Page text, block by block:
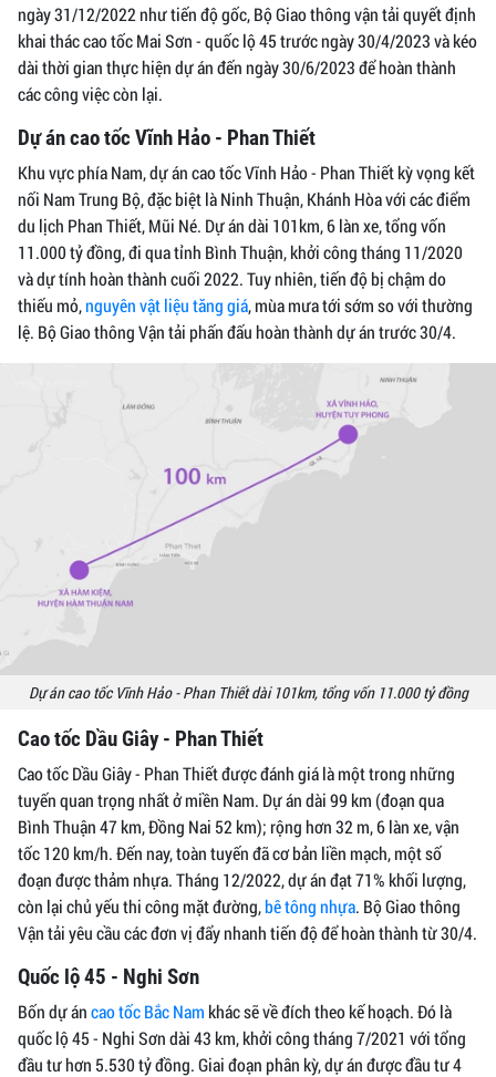
ngày 31/12/2022 như tiến độ gốc, Bộ Giao thông vận tải quyết định
khai thác cao tốc Mai Sơn - quốc lộ 45 trước ngày 30/4/2023 và kéo
dài thời gian thực hiện dự án đến ngày 30/6/2023 để hoàn thành
các công việc còn lại.
Dự án cao tốc Vĩnh Hảo - Phan Thiết
Khu vực phía Nam, dự án cao tốc Vĩnh Hảo - Phan Thiết kỳ vọng kết
nối Nam Trung Bộ, đặc biệt là Ninh Thuận, Khánh Hòa với các điểm
du lịch Phan Thiết, Mũi Né. Dự án dài 101km, 6 làn xe, tổng vốn
11.000 tỷ đồng, đi qua tỉnh Bình Thuận, khởi công tháng 11/2020
và dự tính hoàn thành cuối 2022. Tuy nhiên, tiến độ bị chậm do
thiếu mỏ,nguyên vật liệu tăng giá, mùa mưa tới sớm so với thường
lệ. Bộ Giao thông Vận tải phấn đấu hoàn thành dự án trước 30/4.
Dự án cao tốc Vĩnh Hảo - Phan Thiết dài 101km, tổng vốn 11.000 tỷ đồng
Cao tốc Dầu Giây - Phan Thiết
Cao tốc Dầu Giây - Phan Thiết được đánh giá là một trong những
tuyến quan trọng nhất ở miền Nam. Dự án dài 99 km (đoạn qua
Bình Thuận 47 km, Đồng Nai 52 km); rộng hơn 32 m, 6 làn xe, vận
tốc 120 km/h. Đến nay, toàn tuyến đã cơ bản liền mạch, một số
đoạn được thảm nhựa. Tháng 12/2022, dự án đạt 71% khối lượng,
còn lại chủ yếu thi công mặt đường,bê tông nhựa. Bộ Giao thông
Vận tải yêu cầu các đơn vị đẩy nhanh tiến độ để hoàn thành từ 30/4.
Quốc lộ 45 - Nghi Sơn
Bốn dự áncao tốc Bắc Nam khác sẽ về đích theo kế hoạch. Đó là
quốc lộ 45 - Nghi Sơn dài 43 km, khởi công tháng 7/2021 với tổng
đầu tư hơn 5.530 tỷ đồng. Giai đoạn phân kỳ, dự án được đầu tư 4